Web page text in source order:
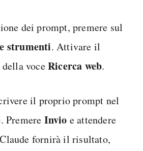
dei prompt, premere sul
strumenti. Attivare il
voceRicerca web.
il proprio prompt nel
Premere Invio e attendere
fornirà il risultato,